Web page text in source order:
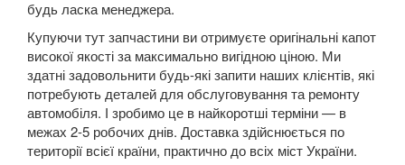
A8 D5 (5H)
e-tron
e-tron Sportback
Q2
Q3 I (8UB)
будь ласка менеджера.
Купуючи тут запчастини ви отримуєте оригінальні капот
високої якості за максимально вигідною ціною. Ми
здатні задовольнити будь-які запити наших клієнтів, які
потребують деталей для обслуговування та ремонту
автомобіля. І зробимо це в найкоротші терміни — в
межах 2-5 робочих днів. Доставка здійснюється по
території всієї країни, практично до всіх міст України.